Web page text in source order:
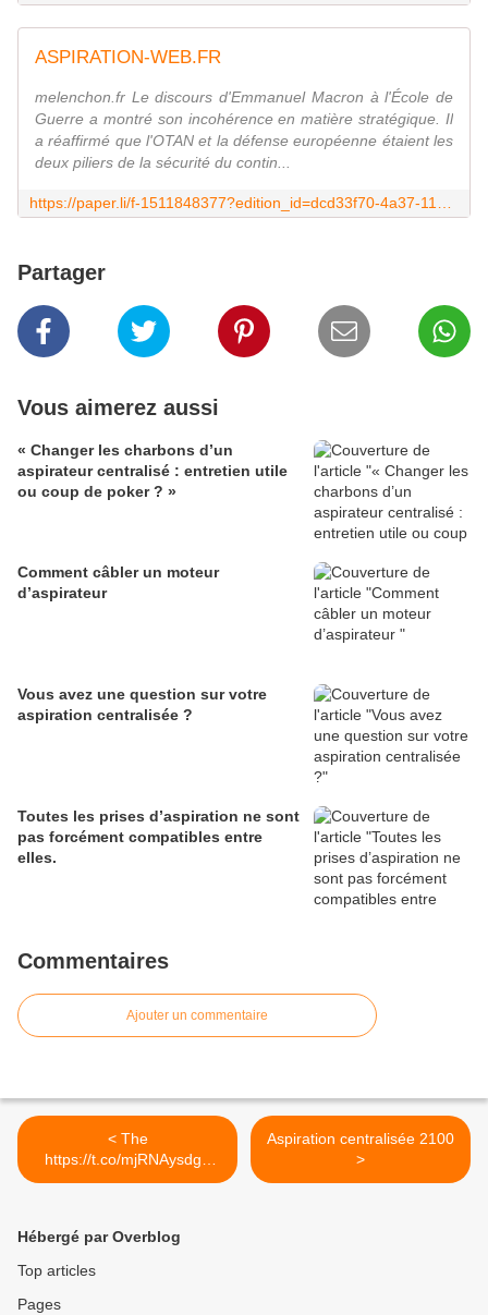
ASPIRATION-WEB.FR
melenchon.fr Le discours d'Emmanuel Macron à l'École de
Guerre a montré son incohérence en matière stratégique. Il
a réaffirmé que l'OTAN et la défense européenne étaient les
deux piliers de la sécurité du contin...
Partager
Vous aimerez aussi
« Changer les charbons d’un
aspirateur centralisé : entretien utile
ou coup de poker ? »
Comment câbler un moteur
d’aspirateur
Vous avez une question sur votre
aspiration centralisée ?
Toutes les prises d’aspiration ne sont
pas forcément compatibles entre
elles.
Commentaires
Ajouter un commentaire
< The
https://t.co/mjRNAysdgP
Daily est en ligne!...
Aspiration centralisée 2100
>
Hébergé par Overblog
Top articles
Pages